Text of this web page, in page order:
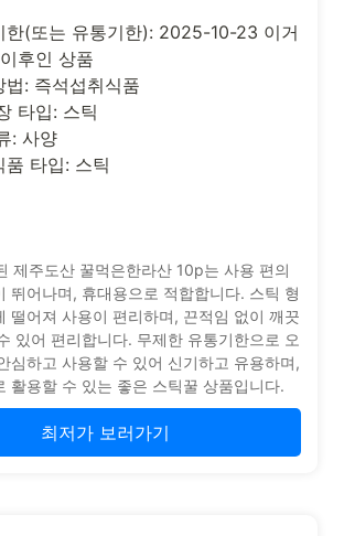
한(또는 유통기한): 2025-10-23 이거
후인 상품
법: 즉석섭취식품
타입: 스틱
: 사양
품 타입: 스틱
제주도산 꿀먹은한라산 10p는 사용 편의
뛰어나며, 휴대용으로 적합합니다. 스틱 형
떨어져 사용이 편리하며, 끈적임 없이 깨끗
있어 편리합니다. 무제한 유통기한으로 오
심하고 사용할 수 있어 신기하고 유용하며,
활용할 수 있는 좋은 스틱꿀 상품입니다.
최저가 보러가기